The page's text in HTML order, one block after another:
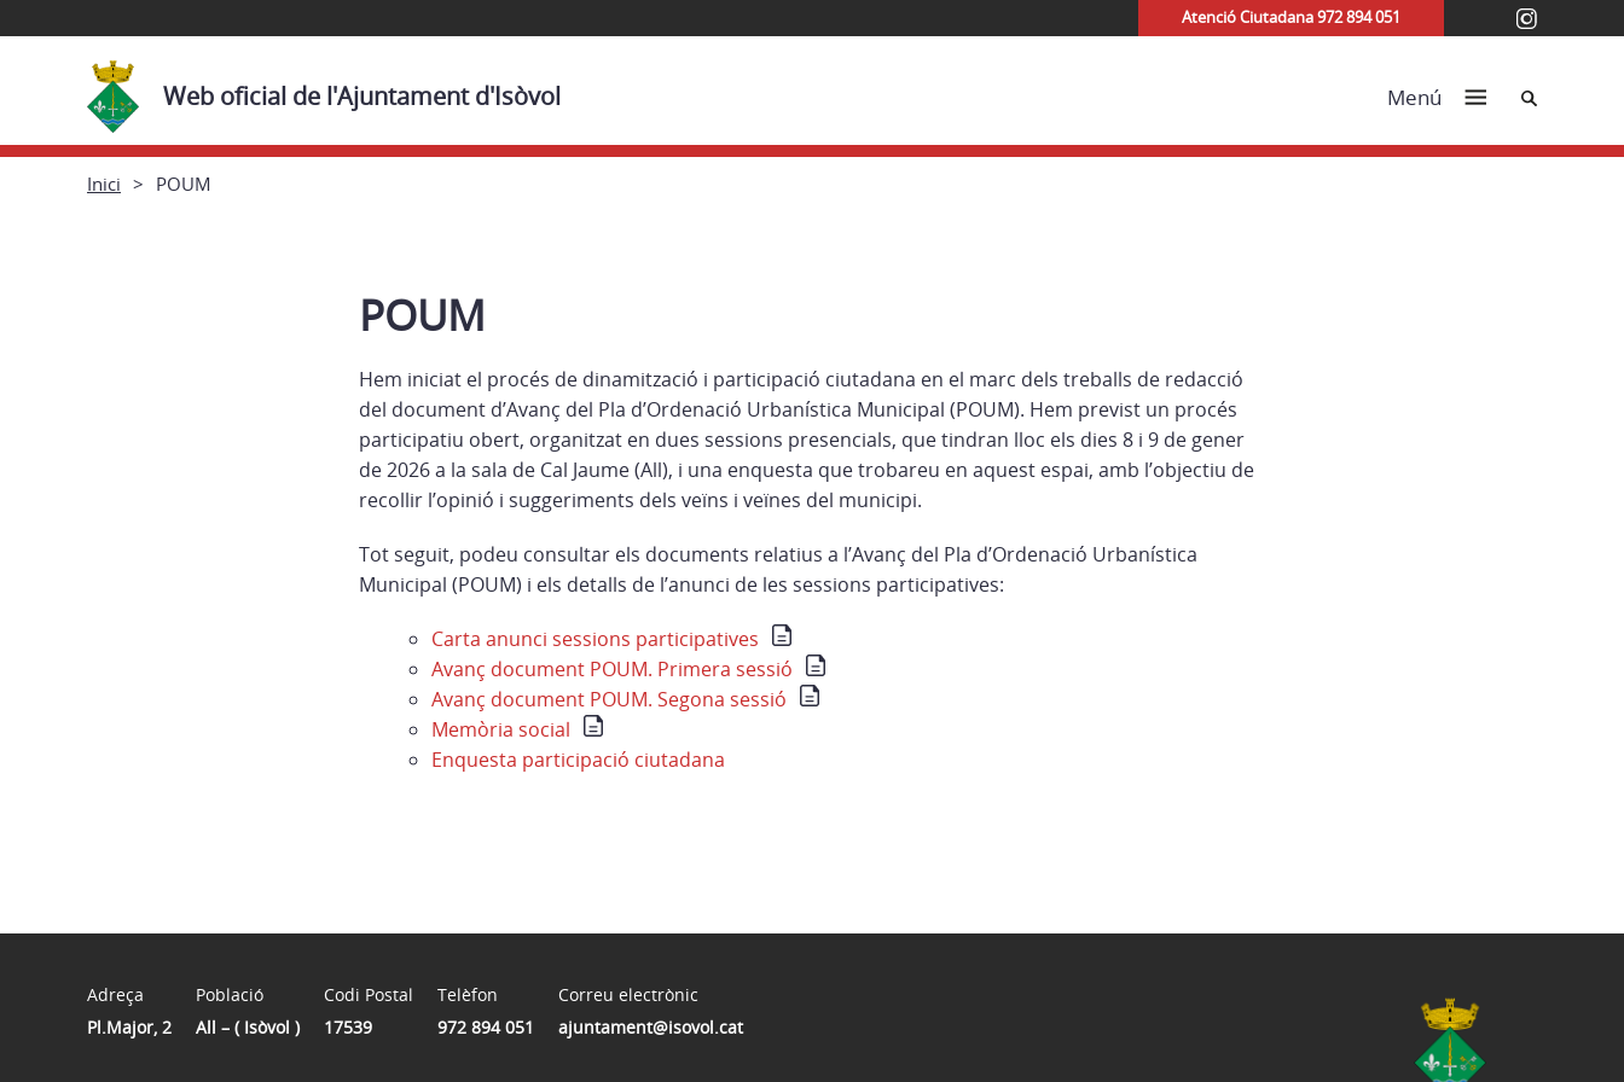
Atenció Ciutadana 972 894 051
Web oficial de l'Ajuntament d'Isòvol Menú Cerca
Inici POUM
POUM
Hem iniciat el procés de dinamització i participació ciutadana en el marc dels treballs de redacció
del document d’Avanç del Pla d’Ordenació Urbanística Municipal (POUM). Hem previst un procés
participatiu obert, organitzat en dues sessions presencials, que tindran lloc els dies 8 i 9 de gener
de 2026 a la sala de Cal Jaume (All), i una enquesta que trobareu en aquest espai, amb l’objectiu de
recollir l’opinió i suggeriments dels veïns i veïnes del municipi.
Tot seguit, podeu consultar els documents relatius a l’Avanç del Pla d’Ordenació Urbanística
Municipal (POUM) i els detalls de l’anunci de les sessions participatives:
Carta anunci sessions participatives
Avanç document POUM. Primera sessió
Avanç document POUM. Segona sessió
Memòria social
Enquesta participació ciutadana
Adreça
Pl.Major, 2
Població
All – ( Isòvol )
Codi Postal
17539
Telèfon
972 894 051
Correu electrònic
ajuntament@isovol.cat